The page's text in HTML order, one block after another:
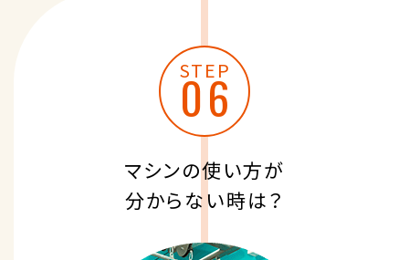
マシンの使い方が
分からない時は？
STEP